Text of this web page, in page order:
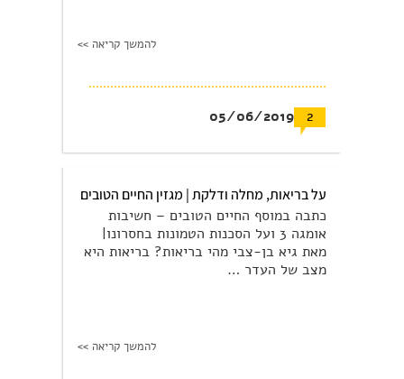
להמשך קריאה >>
2
05/06/2019
על בריאות, מחלה ודלקת | מגזין החיים הטובים
כתבה במוסף החיים הטובים – חשיבות
אומגה 3 ועל הסכנות הטמונות בחסרונו|
מאת גיא בן-צבי מהי בריאות? בריאות היא
מצב של העדר …
להמשך קריאה >>